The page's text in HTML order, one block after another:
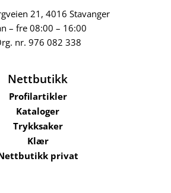
21 , 4016 Stavanger
– fre 08:00 – 16:00
nr. 976 082 338
Nettbutikk
Profilartikler
Kataloger
Trykksaker
Klær
privat